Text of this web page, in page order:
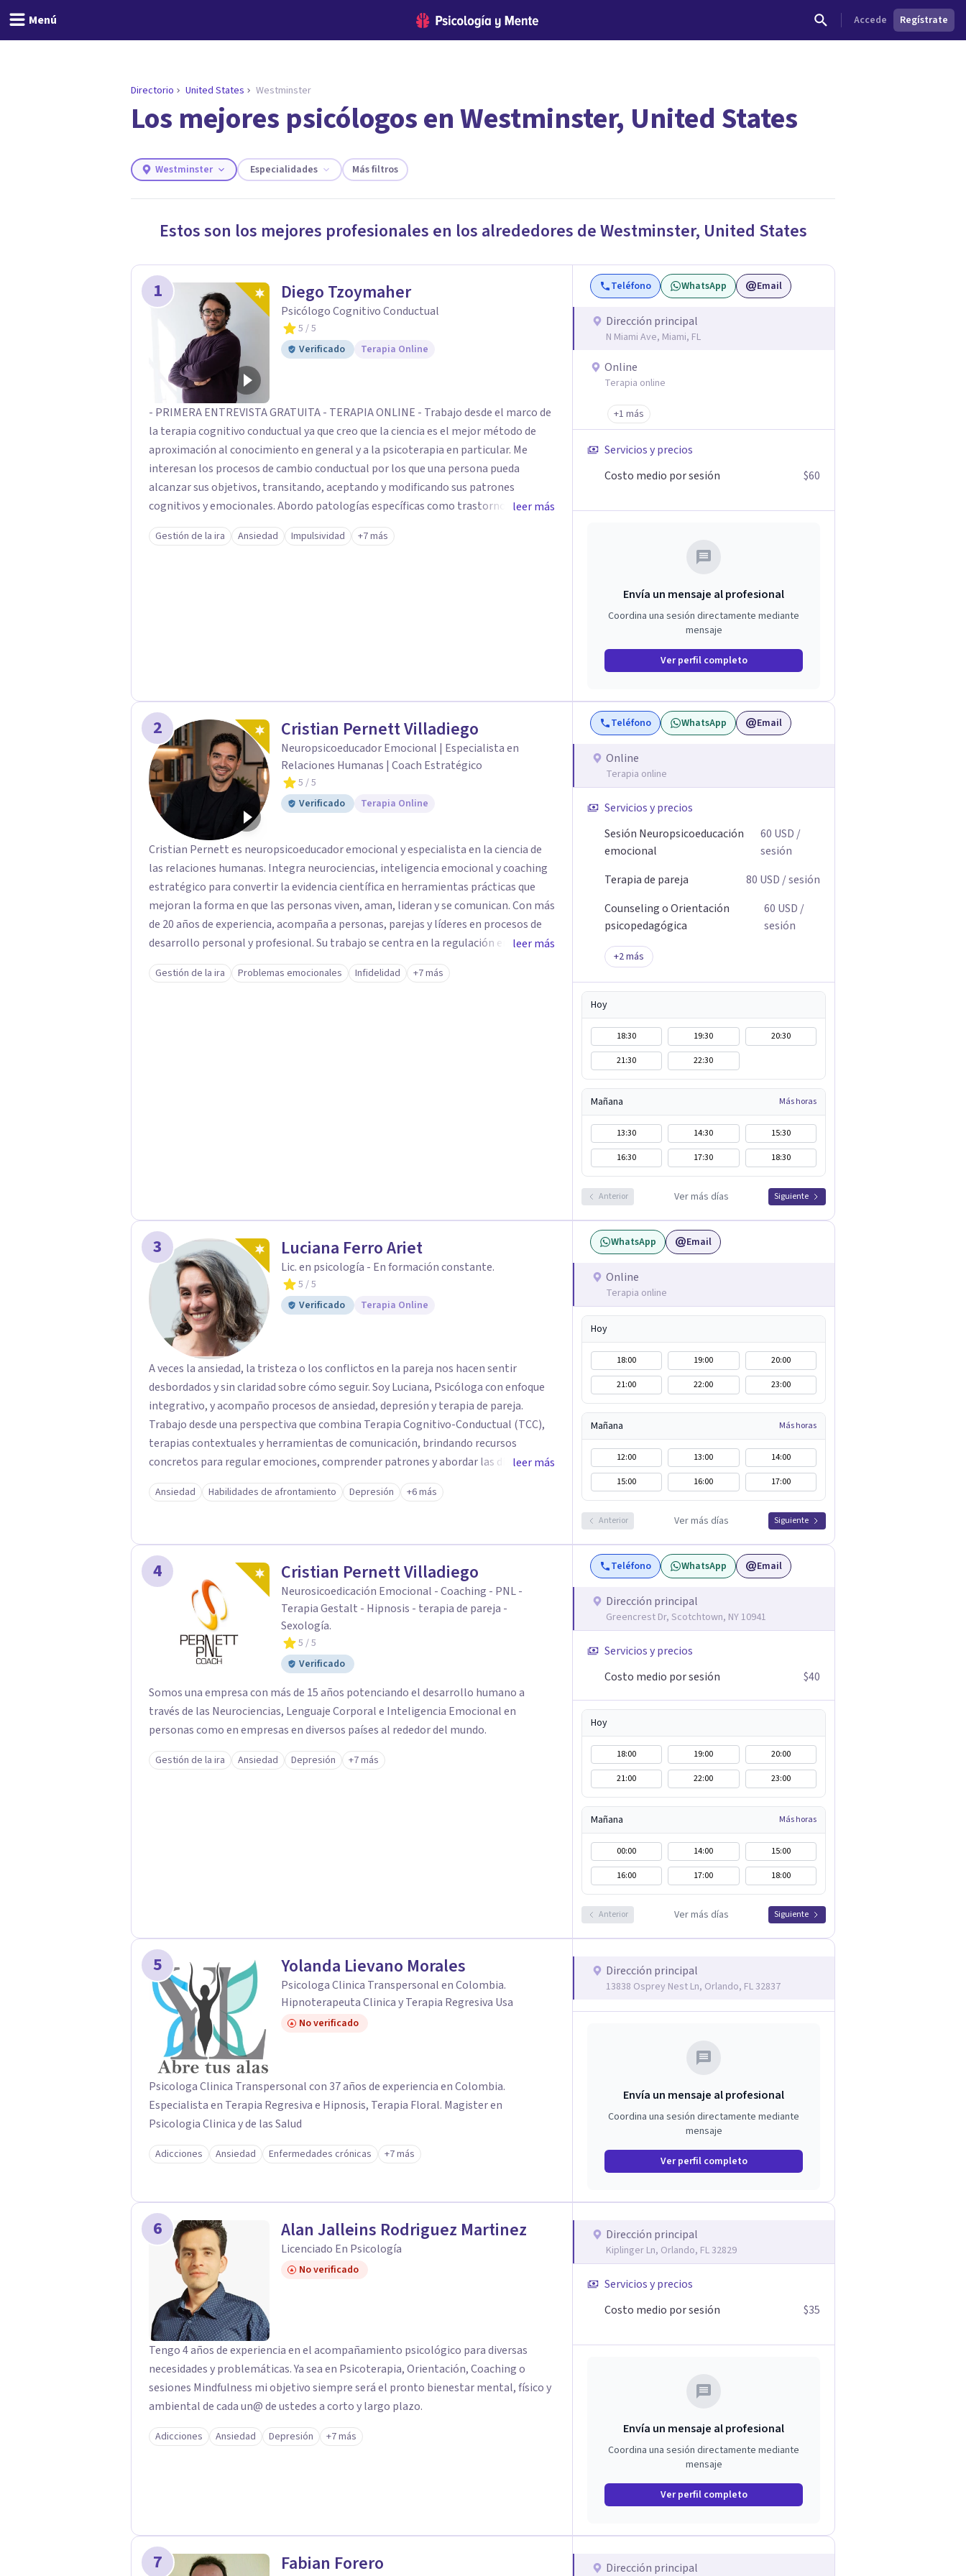
Menú Accede Regístrate
ENCONTRAR MI TERAPEUTA
¿Necesitas ayuda para encontrar el psicólogo adecuado?
necesidades.
Responder cuestionario
Directorio United States Westminster
Los mejores psicólogos en Westminster, United States
Westminster Especialidades Más filtros
Estos son los mejores profesionales en los alrededores deWestminster, United States
1 Diego Tzoymaher
Psicólogo Cognitivo Conductual
5 / 5
Verificado
Terapia Online
- PRIMERA ENTREVISTA GRATUITA - TERAPIA ONLINE - Trabajo desde el marco de
la terapia cognitivo conductual ya que creo que la ciencia es el mejor método de
aproximación al conocimiento en general y a la psicoterapia en particular. Me
interesan los procesos de cambio conductual por los que una persona pueda
alcanzar sus objetivos, transitando, aceptando y modificando sus patrones
cognitivos y emocionales. Abordo patologías específicas como trastornos de
ansiedad y del ánimo, y también crisis vitales y procesos de crecimiento personal.
leer más
Gestión de la ira Ansiedad Impulsividad +7 más
Teléfono WhatsApp Email
Dirección principal
N Miami Ave, Miami, FL
Online
Terapia online
+1 más
Servicios y precios
Costo medio por sesión
$60
Envía un mensaje al profesional
Coordina una sesión directamente mediante
mensaje
Ver perfil completo
2 Cristian Pernett Villadiego
Neuropsicoeducador Emocional | Especialista en
Relaciones Humanas | Coach Estratégico
5 / 5
Verificado
Terapia Online
Cristian Pernett es neuropsicoeducador emocional y especialista en la ciencia de
las relaciones humanas. Integra neurociencias, inteligencia emocional y coaching
estratégico para convertir la evidencia científica en herramientas prácticas que
mejoran la forma en que las personas viven, aman, lideran y se comunican. Con más
de 20 años de experiencia, acompaña a personas, parejas y líderes en procesos de
desarrollo personal y profesional. Su trabajo se centra en la regulación emocional,
las relaciones de pareja, la comunicación efectiva y el liderazgo consciente. Su
metodología combina psicología contemporánea, neurociencias y estrategias de
leer más
Gestión de la ira Problemas emocionales Infidelidad +7 más
Teléfono WhatsApp Email
Online
Terapia online
Servicios y precios
Sesión Neuropsicoeducación
emocional
60 USD /
sesión
Terapia de pareja
80 USD / sesión
Counseling o Orientación
psicopedagógica
60 USD /
sesión
+2más
Hoy
18:30 19:30
20:30
21:30
22:30
Mañana Más horas
13:30 14:30
15:30
16:30
17:30 18:30
Anterior Ver más días Siguiente
3 Luciana Ferro Ariet
Lic. en psicología - En formación constante.
5 / 5
Verificado
Terapia Online
A veces la ansiedad, la tristeza o los conflictos en la pareja nos hacen sentir
desbordados y sin claridad sobre cómo seguir. Soy Luciana, Psicóloga con enfoque
integrativo, y acompaño procesos de ansiedad, depresión y terapia de pareja.
Trabajo desde una perspectiva que combina Terapia Cognitivo-Conductual (TCC),
terapias contextuales y herramientas de comunicación, brindando recursos
concretos para regular emociones, comprender patrones y abordar las dificultades
vinculares con mayor claridad. Ofrezco sesiones individuales y terapia de pareja en
modalidad online. Si sentís que es momento de darte un espacio para empezar un
leer más
Ansiedad Habilidades de afrontamiento Depresión +6 más
WhatsApp Email
Online
Terapia online
Hoy
18:00 19:00
20:00
21:00
22:00 23:00
Mañana Más horas
12:00 13:00
14:00
15:00
16:00 17:00
Anterior Ver más días Siguiente
4 Cristian Pernett Villadiego
Neurosicoedicación Emocional - Coaching - PNL -
Terapia Gestalt - Hipnosis - terapia de pareja -
Sexología.
5 / 5
Verificado
Somos una empresa con más de 15 años potenciando el desarrollo humano a
través de las Neurociencias, Lenguaje Corporal e Inteligencia Emocional en
personas como en empresas en diversos países al rededor del mundo. ​
Gestión de la ira Ansiedad Depresión +7 más
Teléfono WhatsApp Email
Dirección principal
Greencrest Dr, Scotchtown, NY 10941
Servicios y precios
Costo medio por sesión
$40
Hoy
18:00 19:00
20:00
21:00
22:00 23:00
Mañana Más horas
00:00 14:00
15:00
16:00
17:00 18:00
Anterior Ver más días Siguiente
5 Yolanda Lievano Morales
Psicologa Clinica Transpersonal en Colombia.
Hipnoterapeuta Clinica y Terapia Regresiva Usa
No verificado
Psicologa Clinica Transpersonal con 37 años de experiencia en Colombia.
Especialista en Terapia Regresiva e Hipnosis, Terapia Floral. Magister en
Psicologia Clinica y de las Salud
Adicciones Ansiedad Enfermedades crónicas +7 más
Dirección principal
13838 Osprey Nest Ln, Orlando, FL 32837
Envía un mensaje al profesional
Coordina una sesión directamente mediante
mensaje
Ver perfil completo
6 Alan Jalleins Rodriguez Martinez
Licenciado En Psicología
No verificado
Tengo 4 años de experiencia en el acompañamiento psicológico para diversas
necesidades y problemáticas. Ya sea en Psicoterapia, Orientación, Coaching o
sesiones Mindfulness mi objetivo siempre será el pronto bienestar mental, físico y
ambiental de cada un@ de ustedes a corto y largo plazo.
Adicciones Ansiedad Depresión +7 más
Dirección principal
Kiplinger Ln, Orlando, FL 32829
Servicios y precios
Costo medio por sesión
$35
Envía un mensaje al profesional
Coordina una sesión directamente mediante
mensaje
Ver perfil completo
7 Fabian Forero Dirección principal